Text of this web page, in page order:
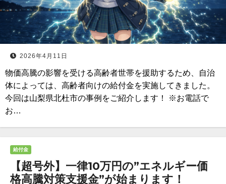
2026年4月11日
物価高騰の影響を受ける高齢者世帯を援助するため、自治
体によっては、高齢者向けの給付金を実施してきました。
今回は山梨県北杜市の事例をご紹介します！ ※お電話で
お…
給付金
【超号外】一律10万円の”エネルギー価
格高騰対策支援金”が始まります！